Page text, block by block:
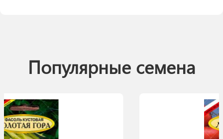
Популярные семена